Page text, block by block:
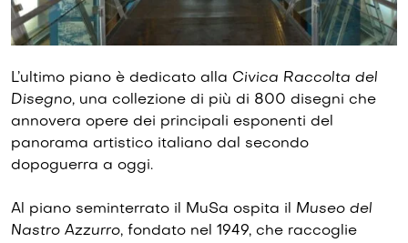
L’ultimo piano è dedicato alla Civica Raccolta del
Disegno, una collezione di più di 800 disegni che
annovera opere dei principali esponenti del
panorama artistico italiano dal secondo
dopoguerra a oggi.
Al piano seminterrato il MuSa ospita il Museo del
Nastro Azzurro, fondato nel 1949, che raccoglie